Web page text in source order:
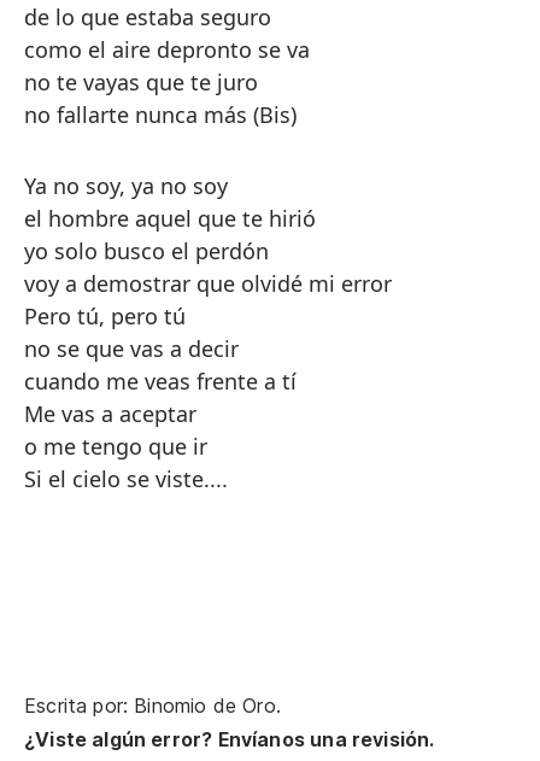
de lo que estaba seguro
como el aire depronto se va
no te vayas que te juro
no fallarte nunca más (Bis)
Ya no soy, ya no soy
el hombre aquel que te hirió
yo solo busco el perdón
voy a demostrar que olvidé mi error
Pero tú, pero tú
no se que vas a decir
cuando me veas frente a tí
Me vas a aceptar
o me tengo que ir
Si el cielo se viste....
Escrita por: Binomio de Oro.
¿Viste algún error? Envíanos una revisión.